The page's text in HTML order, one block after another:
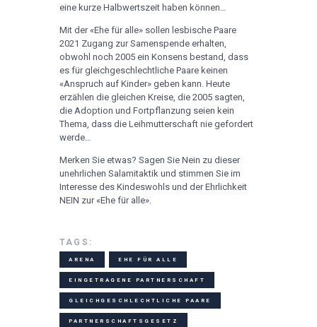
eine kurze Halbwertszeit haben können…
Mit der «Ehe für alle» sollen lesbische Paare
2021 Zugang zur Samenspende erhalten,
obwohl noch 2005 ein Konsens bestand, dass
es für gleichgeschlechtliche Paare keinen
«Anspruch auf Kinder» geben kann. Heute
erzählen die gleichen Kreise, die 2005 sagten,
die Adoption und Fortpflanzung seien kein
Thema, dass die Leihmutterschaft nie gefordert
werde…
Merken Sie etwas? Sagen Sie Nein zu dieser
unehrlichen Salamitaktik und stimmen Sie im
Interesse des Kindeswohls und der Ehrlichkeit
NEIN zur «Ehe für alle».
TAGS:
ARENA EHE FÜR ALLE
EINGETRAGENE PARTNERSCHAFT
GLEICHGESCHLECHTLICHE PAARE
PARTNERSCHAFTSGESETZ